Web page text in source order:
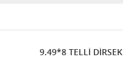
9.49*8 TELLİ DİRSEK